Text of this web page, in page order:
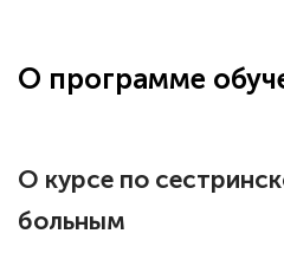
большое количество
О программе
О курсе по
больным